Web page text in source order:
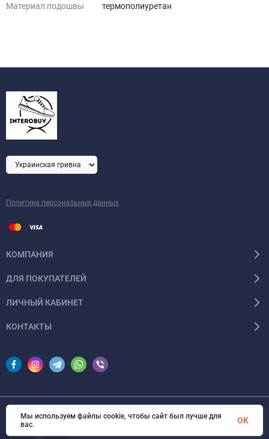
Материал подошвы термополиуретан
Политика персональных данных
КОМПАНИЯ
ДЛЯ ПОКУПАТЕЛЕЙ
ЛИЧНЫЙ КАБИНЕТ
КОНТАКТЫ
© 2026 InSale. Все права защищены
Мы используем файлы cookie, чтобы сайт был лучше для
вас.
OK